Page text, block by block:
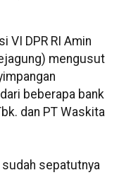
VI DPR RI Amin
mengusut
beberapa bank
dan PT Waskita
sepatutnya